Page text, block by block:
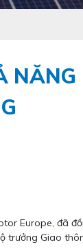
NĂNG
Europe, đã
trưởng Giao